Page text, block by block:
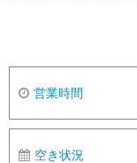
営業時間
空き状況